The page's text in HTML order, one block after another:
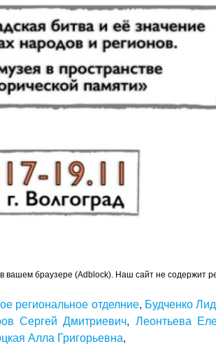
вашем браузере (Adblock). Наш сайт не содержит
региональное отделние, Будченко
Сергей Дмитриевич, Леонтьева
Алла Григорьевна,